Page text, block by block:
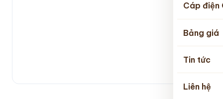
Cáp điện
Bảng giá
Tin tức
Liên hệ